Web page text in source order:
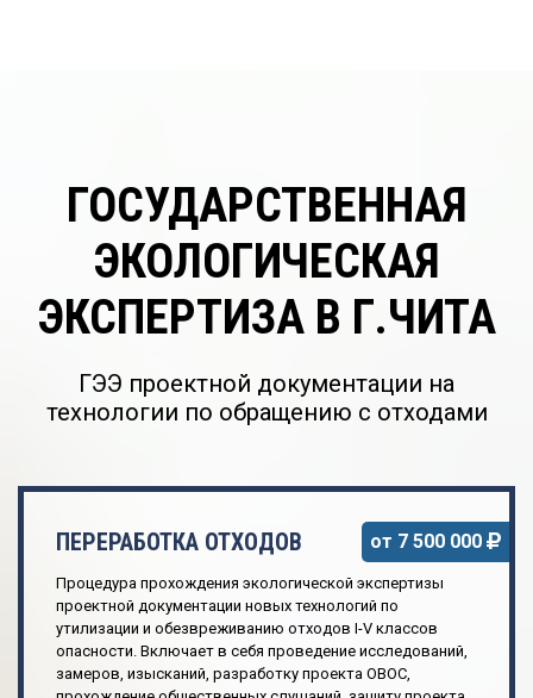
ГОСУДАРСТВЕННАЯ
ЭКОЛОГИЧЕСКАЯ
ЭКСПЕРТИЗА В Г.ЧИТА
ГЭЭ проектной документации на
технологии по обращению с отходами
от 7 500 000
ПЕРЕРАБОТКА ОТХОДОВ
Процедура прохождения экологической экспертизы
проектной документации новых технологий по
утилизации и обезвреживанию отходов I-V классов
опасности. Включает в себя проведение исследований,
замеров, изысканий, разработку проекта ОВОС,